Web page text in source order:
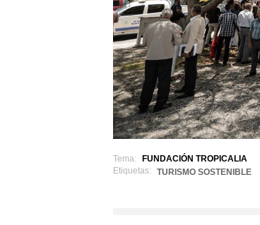
Tema:
FUNDACIÓN TROPICALIA
Etiquetas:
TURISMO SOSTENIBLE